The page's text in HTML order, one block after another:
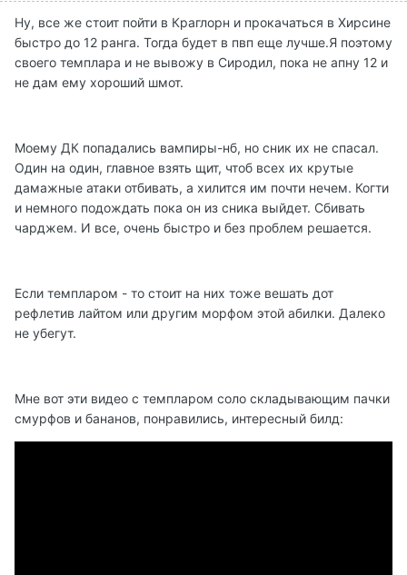
Ну, все же стоит пойти в Краглорн и прокачаться в Хирсине
быстро до 12 ранга. Тогда будет в пвп еще лучше.Я поэтому
своего темплара и не вывожу в Сиродил, пока не апну 12 и
не дам ему хороший шмот.
Моему ДК попадались вампиры-нб, но сник их не спасал.
Один на один, главное взять щит, чтоб всех их крутые
дамажные атаки отбивать, а хилится им почти нечем. Когти
и немного подождать пока он из сника выйдет. Сбивать
чарджем. И все, очень быстро и без проблем решается.
Если темпларом - то стоит на них тоже вешать дот
рефлетив лайтом или другим морфом этой абилки. Далеко
не убегут.
Мне вот эти видео с темпларом соло складывающим пачки
смурфов и бананов, понравились, интересный билд: